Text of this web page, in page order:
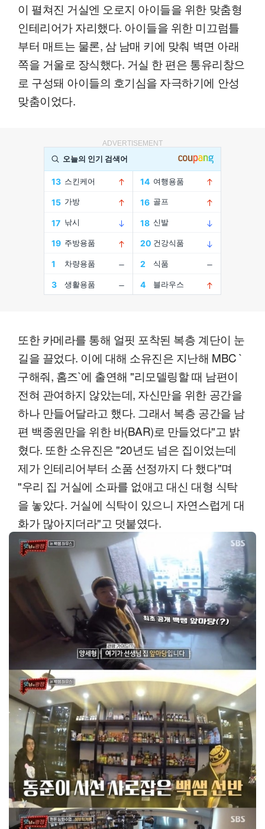
이 펼쳐진 거실엔 오로지 아이들을 위한 맞춤형
인테리어가 자리했다. 아이들을 위한 미끄럼틀
부터 매트는 물론, 삼 남매 키에 맞춰 벽면 아래
쪽을 거울로 장식했다. 거실 한 편은 통유리창으
로 구성돼 아이들의 호기심을 자극하기에 안성
맞춤이었다.
ADVERTISEMENT
또한 카메라를 통해 얼핏 포착된 복층 계단이 눈
길을 끌었다. 이에 대해 소유진은 지난해 MBC `
구해줘, 홈즈`에 출연해 "리모델링할 때 남편이
전혀 관여하지 않았는데, 자신만을 위한 공간을
하나 만들어달라고 했다. 그래서 복층 공간을 남
편 백종원만을 위한 바(BAR)로 만들었다"고 밝
혔다. 또한 소유진은 "20년도 넘은 집이었는데
제가 인테리어부터 소품 선정까지 다 했다"며
"우리 집 거실에 소파를 없애고 대신 대형 식탁
을 놓았다. 거실에 식탁이 있으니 자연스럽게 대
화가 많아지더라"고 덧붙였다.